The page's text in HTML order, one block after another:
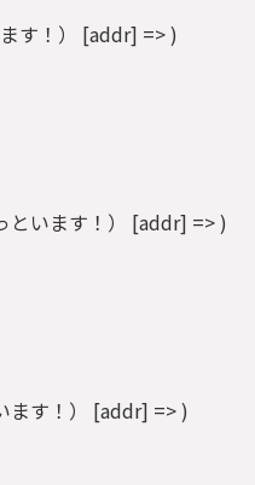
す！） [addr] => )
います！） [addr] => )
す！） [addr] => )